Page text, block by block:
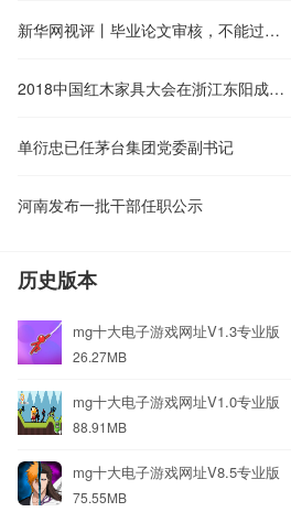
新华网视评丨毕业论文审核，不能过度依赖AI
2018中国红木家具大会在浙江东阳成功举办
单衍忠已任茅台集团党委副书记
河南发布一批干部任职公示
历史版本
mg十大电子游戏网址V1.3专业版
26.27MB
mg十大电子游戏网址V1.0专业版
88.91MB
mg十大电子游戏网址V8.5专业版
75.55MB